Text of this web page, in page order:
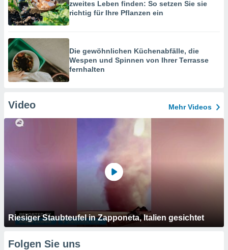
zweites Leben finden: So setzen Sie sie
richtig für Ihre Pflanzen ein
Die gewöhnlichen Küchenabfälle, die
Wespen und Spinnen von Ihrer Terrasse
fernhalten
Video Mehr Videos
Riesiger Staubteufel in Zapponeta, Italien gesichtet
Folgen Sie uns